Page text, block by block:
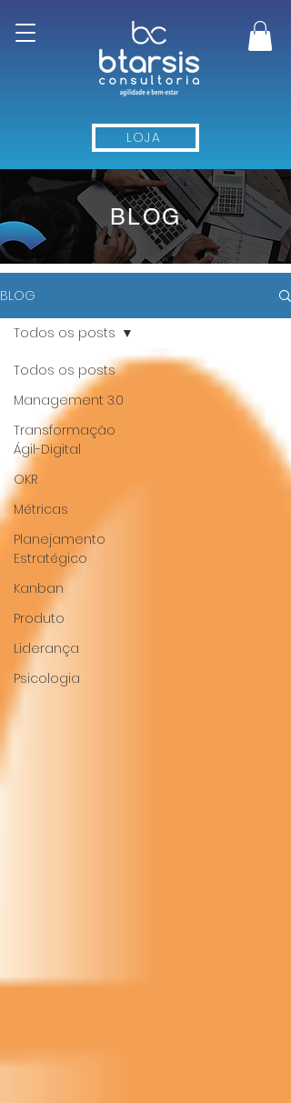
LOJA
BLOG
BLOG
Todos os posts
Management 3.0
Transformação
Ágil-Digital
OKR
Métricas
Planejamento
Estratégico
Kanban
Produto
Liderança
Psicologia
Todos os posts